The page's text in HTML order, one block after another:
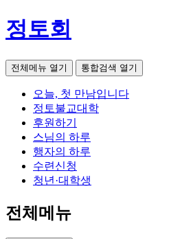
정토회
전체메뉴 열기 통합검색 열기
오늘, 첫 만남입니다
정토불교대학
후원하기
스님의 하루
행자의 하루
수련신청
청년·대학생
전체메뉴